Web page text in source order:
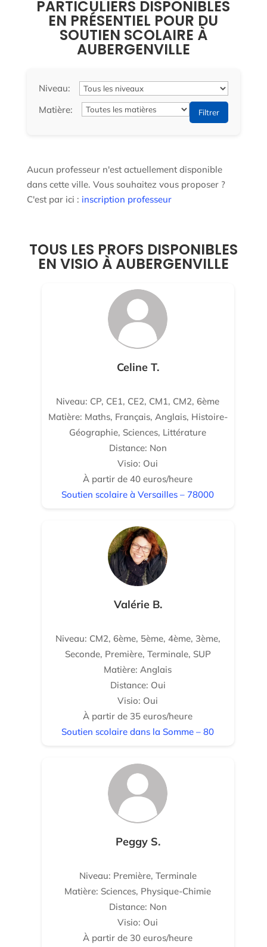
PARTICULIERS DISPONIBLES
EN PRÉSENTIEL POUR DU
SOUTIEN SCOLAIRE À
AUBERGENVILLE
Niveau:
Matière:
Filtrer
Aucun professeur n'est actuellement disponible
dans cette ville. Vous souhaitez vous proposer ?
C'est par ici : inscription professeur
TOUS LES PROFS DISPONIBLES
EN VISIO À AUBERGENVILLE
Celine T.
Niveau: CP, CE1, CE2, CM1, CM2, 6ème
Matière: Maths, Français, Anglais, Histoire-
Géographie, Sciences, Littérature
Distance: Non
Visio: Oui
À partir de 40 euros/heure
Soutien scolaire à Versailles – 78000
Valérie B.
Niveau: CM2, 6ème, 5ème, 4ème, 3ème,
Seconde, Première, Terminale, SUP
Matière: Anglais
Distance: Oui
Visio: Oui
À partir de 35 euros/heure
Soutien scolaire dans la Somme – 80
Peggy S.
Niveau: Première, Terminale
Matière: Sciences, Physique-Chimie
Distance: Non
Visio: Oui
À partir de 30 euros/heure